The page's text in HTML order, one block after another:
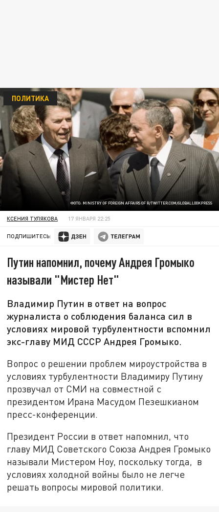
ФОТО: MINISTRY OF FOREIGN AFFAIRS OF R/TWITTER.COM/GLOBALLOOKPRESS
ПОЛИТИКА
КСЕНИЯ ТУЛЯКОВА 17 ЯНВАРЯ 22:25
ПОДПИШИТЕСЬ:
Путин напомнил, почему Андрея Громыко
называли "Мистер Нет"
Владимир Путин в ответ на вопрос
журналиста о соблюдения баланса сил в
условиях мировой турбулентности вспомнил
экс-главу МИД СССР Андрея Громыко.
Вопрос о решении проблем мироустройства в
условиях турбулентности Владимиру Путину
прозвучал от СМИ на совместной с
президентом Ирана Масудом Пезешкианом
пресс-конференции.
Президент России в ответ напомнил, что
главу МИД Советского Союза Андрея Громыко
называли Мистером Ноу, поскольку тогда, в
условиях холодной войны было не легче
решать вопросы мировой политики.